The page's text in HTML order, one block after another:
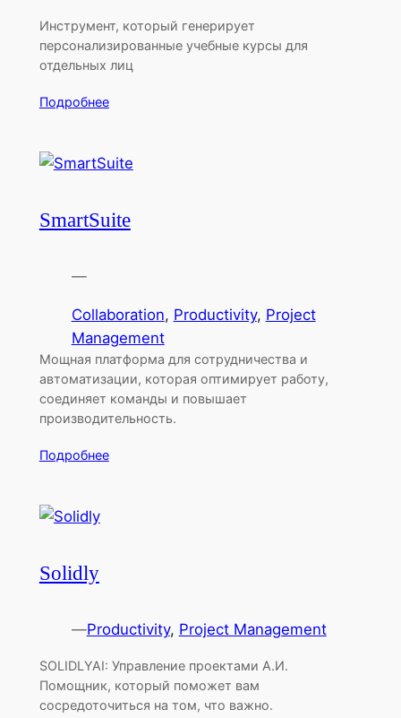
Инструмент, который генерирует
персонализированные учебные курсы для
отдельных лиц
Подробнее
SmartSuite
—
Collaboration, Productivity, Project
Management
Мощная платформа для сотрудничества и
автоматизации, которая оптимирует работу,
соединяет команды и повышает
производительность.
Подробнее
Solidly
—Productivity, Project Management
SOLIDLYAI: Управление проектами А.И.
Помощник, который поможет вам
сосредоточиться на том, что важно.